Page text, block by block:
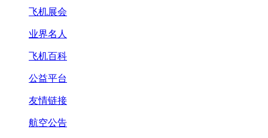
飞机展会
业界名人
飞机百科
公益平台
友情链接
航空公告